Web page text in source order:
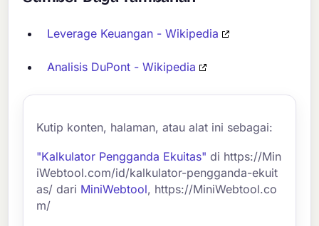
Leverage Keuangan - Wikipedia
Analisis DuPont - Wikipedia
Kutip konten, halaman, atau alat ini sebagai:
"Kalkulator Pengganda Ekuitas" di https://Min
iWebtool.com/id/kalkulator-pengganda-ekuit
as/ dari MiniWebtool, https://MiniWebtool.co
m/